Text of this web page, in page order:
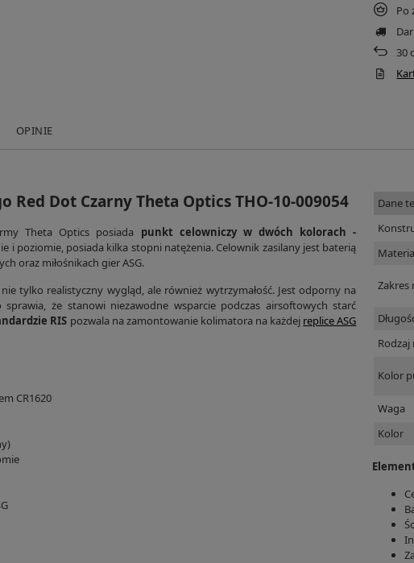
Po
30
OPINIE
Dot Czarny Theta Optics THO-10-009054
Theta Optics posiada punkt celowniczy w dwóch kolorach -
i poziomie, posiada kilka stopni natężenia. Celownik zasilany jest baterią
oraz miłośnikach gier ASG.
tylko realistyczny wygląd, ale również wytrzymałość. Jest odporny na
że stanowi niezawodne wsparcie podczas airsoftowych starć
RIS pozwala na zamontowanie kolimatora na każdej replice ASG
CR1620
Dane
Zakres
Kolor
Waga
Kolor